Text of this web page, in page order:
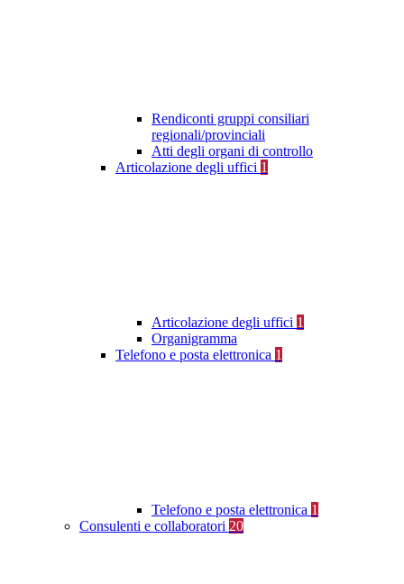
Rendiconti gruppi consiliari
regionali/provinciali
Atti degli organi di controllo
Articolazione degli uffici 1
Articolazione degli uffici 1
Organigramma
Telefono e posta elettronica 1
Telefono e posta elettronica 1
Consulenti e collaboratori 20